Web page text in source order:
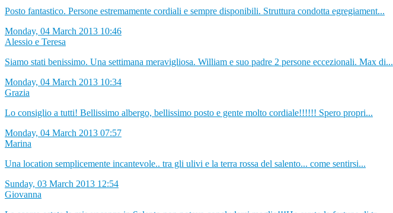
Posto fantastico. Persone estremamente cordiali e sempre disponibili. Struttura condotta egregiament...
Monday, 04 March 2013 10:46
Alessio e Teresa
Siamo stati benissimo. Una settimana meravigliosa. William e suo padre 2 persone eccezionali. Max di...
Monday, 04 March 2013 10:34
Grazia
Lo consiglio a tutti! Bellissimo albergo, bellissimo posto e gente molto cordiale!!!!!! Spero propri...
Monday, 04 March 2013 07:57
Marina
Una location semplicemente incantevole.. tra gli ulivi e la terra rossa del salento... come sentirsi...
Sunday, 03 March 2013 12:54
Giovanna